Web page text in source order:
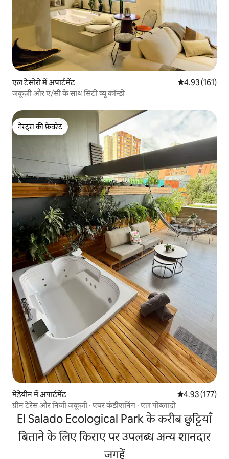
एल टेसोरो में अपार्टमेंट औसत रेटिंग 5 में से
4.93 (161)
जकूज़ी और ए/सी के साथ सिटी व्यू कॉन्डो
गेस्ट्स की फ़ेवरेट
गेस्ट्स की फ़ेवरेट
मेडेयीन में अपार्टमेंट औसत रेटिंग 5 में से
4.93 (177)
ग्रीन टेरेस और निजी जकूज़ी · एयर कंडीशनिंग · एल पोब्लादो
El Salado Ecological Park के करीब छुट्टियाँ
बिताने के लिए किराए पर उपलब्ध अन्य शानदार
जगहें